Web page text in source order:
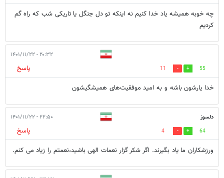
چه خوبه همیشه یاد خدا کنیم نه اینکه تو دل جنگل یا تاریکی شب که راه گم
کردیم
۲۰:۳۲ - ۱۴۰۱/۱۱/۲۲
55
11
پاسخ
خدا یارشون باشه و به امید موفقیت‌های همیشگیشون
دلسوز ۲۲:۵۰ - ۱۴۰۱/۱۱/۲۲
64
4
پاسخ
ورزشکاران ما یاد بگیرند. اگر شکر گزار نعمات الهی باشید،نعمتم را زیاد می کنم.